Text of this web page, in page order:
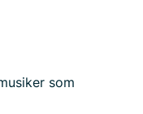
som